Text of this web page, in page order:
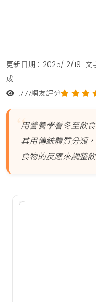
更新日期：2025/12/19 文
成
1,777網友評分
用營養學看冬至飲
其用傳統體質分類
食物的反應來調整